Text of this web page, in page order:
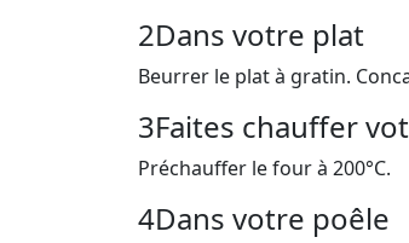
2Dans votre plat
Beurrer le plat à gratin.
3Faites chauffer
Préchauffer le four à 200°C.
4Dans votre poêle